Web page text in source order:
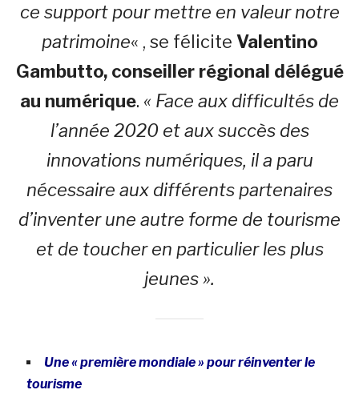
ce support pour mettre en valeur notre
patrimoine« , se félicite Valentino
Gambutto, conseiller régional délégué
au numérique. « Face aux difficultés de
l’année 2020 et aux succès des
innovations numériques, il a paru
nécessaire aux différents partenaires
d’inventer une autre forme de tourisme
et de toucher en particulier les plus
jeunes ».
Une « première mondiale » pour réinventer le
tourisme